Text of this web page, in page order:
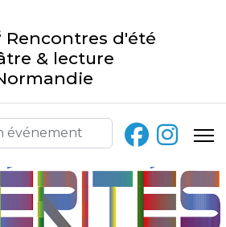
Rencontres d'été
& lecture